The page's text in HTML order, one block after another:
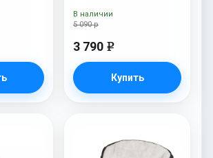
5 090 р
3 790 e
Купить
В наличии